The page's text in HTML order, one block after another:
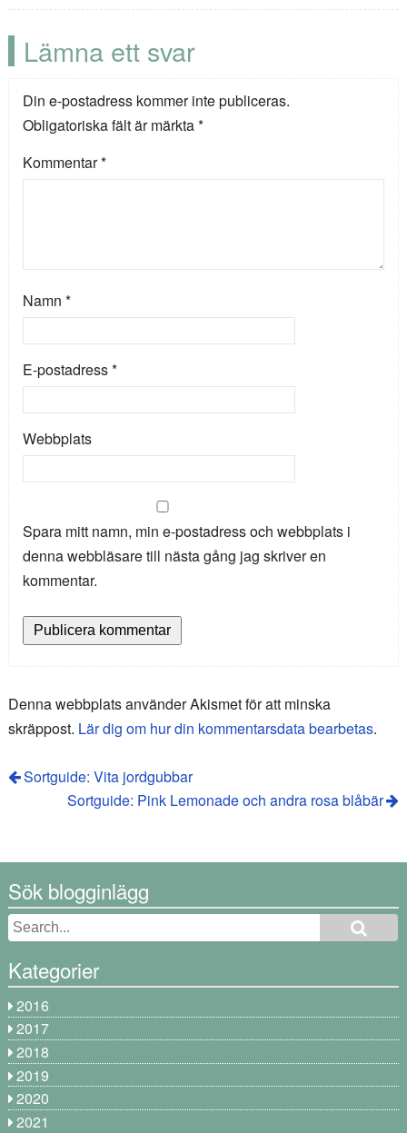
Lämna ett svar
Din e-postadress kommer inte publiceras.
Obligatoriska fält är märkta*
Kommentar*
Namn *
E-postadress*
Webbplats
Spara mitt namn, min e-postadress och webbplats i
denna webbläsare till nästa gång jag skriver en
kommentar.
Denna webbplats använder Akismet för att minska
skräppost. Lär dig om hur din kommentarsdata bearbetas.
Sortguide: Vita jordgubbar
Sortguide: Pink Lemonade och andra rosa blåbär
Sök blogginlägg
Kategorier
2016
2017
2018
2019
2020
2021